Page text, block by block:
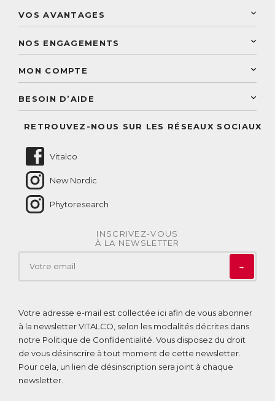
Laboratoire Landais
Découvrez le catalogue
VOS AVANTAGES
Paiement sécurisé
Conseils personnalisés
NOS ENGAGEMENTS
Conseil personnalisé
MON COMPTE
BESOIN D’AIDE
RETROUVEZ-NOUS SUR LES RÉSEAUX SOCIAUX
Vitalco
New Nordic
Phytoresearch
INSCRIVEZ-VOUS
À LA NEWSLETTER
→
Votre adresse e-mail est collectée ici afin de vous abonner
à la newsletter VITALCO, selon les modalités décrites dans
notre Politique de Confidentialité . Vous disposez du droit
de vous désinscrire à tout moment de cette newsletter.
Pour cela, un lien de désinscription sera joint à chaque
newsletter.